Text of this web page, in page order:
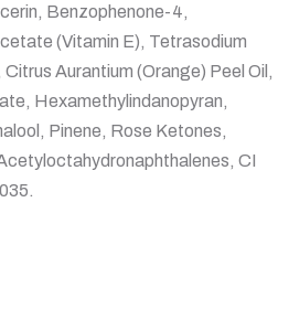
Benzophenone-4,
(Vitamin E), Tetrasodium
Aurantium (Orange) Peel Oil,
Hexamethylindanopyran,
Pinene, Rose Ketones,
CI